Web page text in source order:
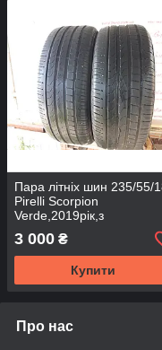
Пара літніх шин 235/55/
Pirelli Scorpion
Verde,2019рік,з
Германії,без пробігу по
Україні
3 000 ₴
Купити
Про нас